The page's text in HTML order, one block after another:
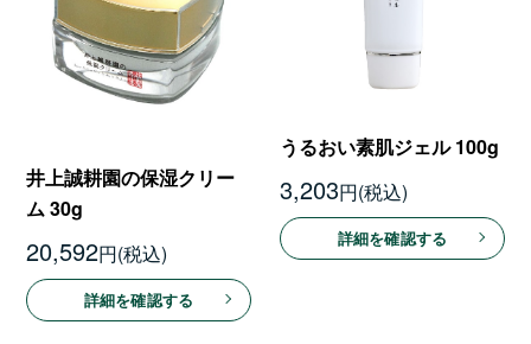
井上誠耕園の保湿クリー
ム 30g
20,592円
詳細を確認する
うるおい素肌ジェル 100g
3,203円
詳細を確認する